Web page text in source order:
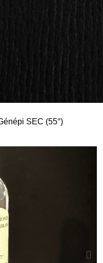
SEC (55°)